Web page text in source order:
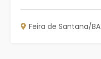
Feira de Santana/BA